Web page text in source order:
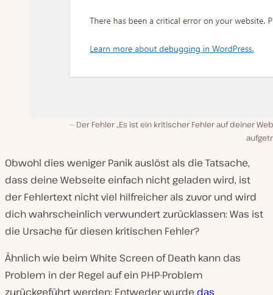
Der Fehler „Es ist ein kritischer Fehler auf deiner
Obwohl dies weniger Panik auslöst als die Tatsache,
dass deine Webseite einfach nicht geladen wird, ist
der Fehlertext nicht viel hilfreicher als zuvor und wird
dich wahrscheinlich verwundert zurücklassen: Was ist
die Ursache für diesen kritischen Fehler?
Ähnlich wie beim White Screen of Death kann das
Problem in der Regel auf ein PHP-Problem
zurückgeführt werden: Entweder wurde das